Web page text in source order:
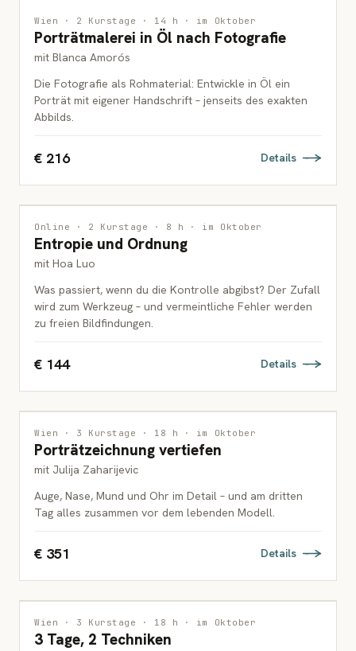
MALEREI
ERWACHSENE
Wien · 2 Kurstage · 14 h · im Oktober
Porträtmalerei in Öl nach Fotografie
mit Blanca Amorós
Die Fotografie als Rohmaterial: Entwickle in Öl ein
Porträt mit eigener Handschrift – jenseits des exakten
Abbilds.
€ 216 Details
ZEICHNUNG
ERWACHSENE
Online · 2 Kurstage · 8 h · im Oktober
Entropie und Ordnung
mit Hoa Luo
Was passiert, wenn du die Kontrolle abgibst? Der Zufall
wird zum Werkzeug – und vermeintliche Fehler werden
zu freien Bildfindungen.
€ 144 Details
ZEICHNUNG
ERWACHSENE
Wien · 3 Kurstage · 18 h · im Oktober
Porträtzeichnung vertiefen
mit Julija Zaharijevic
Auge, Nase, Mund und Ohr im Detail – und am dritten
Tag alles zusammen vor dem lebenden Modell.
€ 351 Details
MALEREI
ERWACHSENE
Wien · 3 Kurstage · 18 h · im Oktober
3 Tage, 2 Techniken